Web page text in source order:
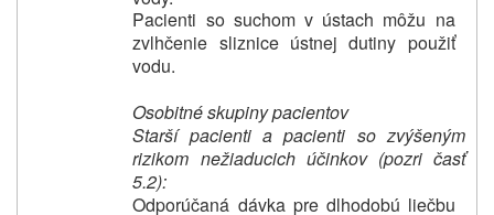
Pacienti so suchom v ústach môžu na
zvlhčenie sliznice ústnej dutiny použiť
vodu.
Osobitné skupiny pacientov
Starší pacienti a pacienti so zvýšeným
rizikom nežiaducich účinkov (pozri časť
5.2):
Odporúčaná dávka pre dlhodobú liečbu